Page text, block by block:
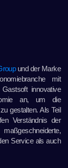
und der Marke
mit
innovative
an, um die
gestalten. Als Teil
Verständnis der
Service als auch